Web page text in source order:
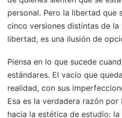
personal. Pero la libertad que
cinco versiones distintas de
libertad, es una ilusión de
Piensa en lo que sucede
estándares. El vacío que
realidad, con sus
Esa es la verdadera razón
hacia la estética de estudio: